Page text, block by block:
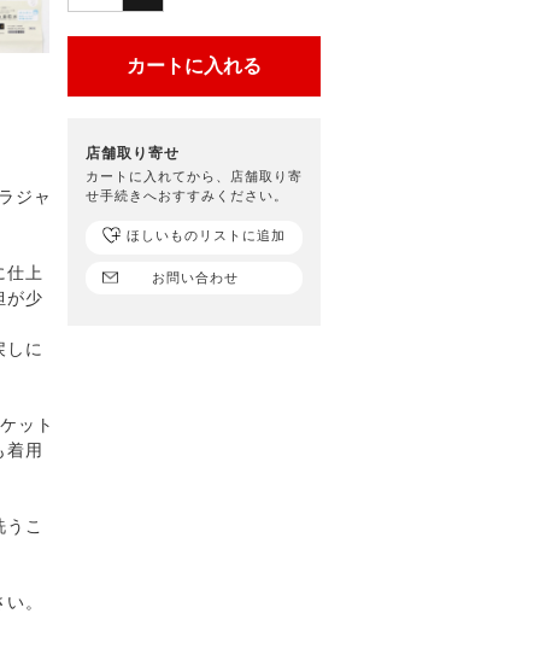
ジャ
仕上
が少
しに
ット
着用
こ
。
店舗取り寄せ
カートに入れてから、店舗取り寄
せ手続きへおすすみください。
お問い合わせ
ほしいものリストに追加